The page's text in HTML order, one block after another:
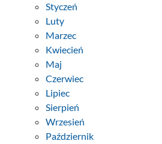
Styczeń
Luty
Marzec
Kwiecień
Maj
Czerwiec
Lipiec
Sierpień
Wrzesień
Październik